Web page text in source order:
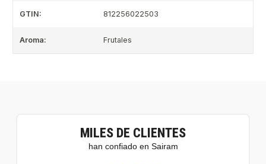
GTIN: 812256022503
Aroma: Frutales
MILES DE CLIENTES
han confiado en Sairam